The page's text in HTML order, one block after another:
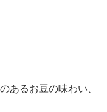
あるお豆の味わい、